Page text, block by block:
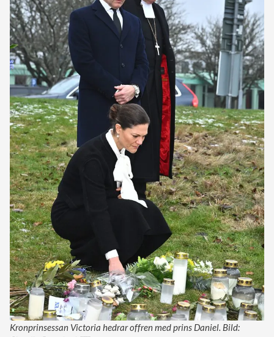
Kronprinsessan Victoria hedrar offren med prins Daniel. Bild: